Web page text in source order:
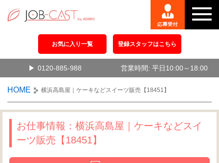
お気に入り一覧 登録スタッフはこちら
0120-885-988 営業時間: 平日10:00～18:00
HOME 横浜高島屋｜ケーキなどスイーツ販売【18451】
お仕事情報：横浜高島屋｜ケーキなどスイ
ーツ販売【18451】